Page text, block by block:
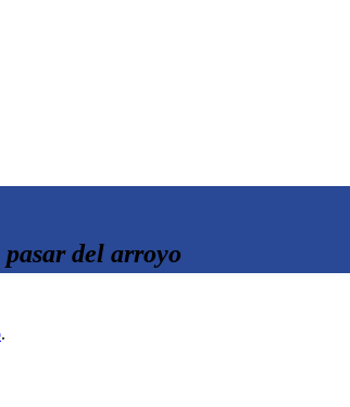
del arroyo
.